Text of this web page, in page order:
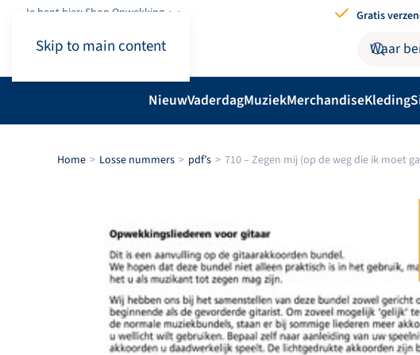
Skip to main content
Je bent hier: Shop.Opwekking Gratis
NieuwVaderdagMuziekMerchandiseKleding
Home Losse nummers pdf’s 710 – Zegen mij (op de weg die ik moet